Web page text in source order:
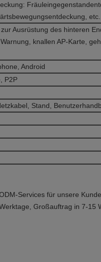
etc.
Ausrüstung des hinteren
knallen AP-Karte,
Android
P2P
Stand,
Services für unsere
Großauftrag in 7-15